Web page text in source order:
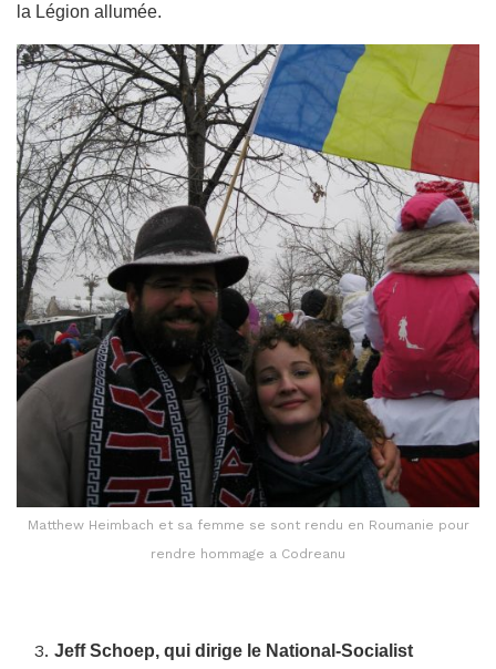
la Légion allumée.
Matthew Heimbach et sa femme se sont rendu en Roumanie pour
rendre hommage a Codreanu
Jeff Schoep, qui dirige le National-Socialist